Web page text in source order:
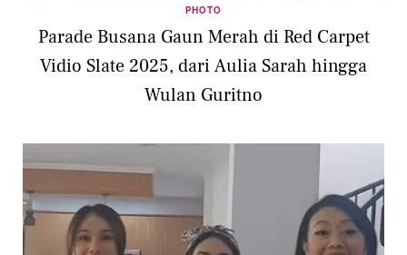
PHOTO
Parade Busana Gaun Merah di Red Carpet
Vidio Slate 2025, dari Aulia Sarah hingga
Wulan Guritno